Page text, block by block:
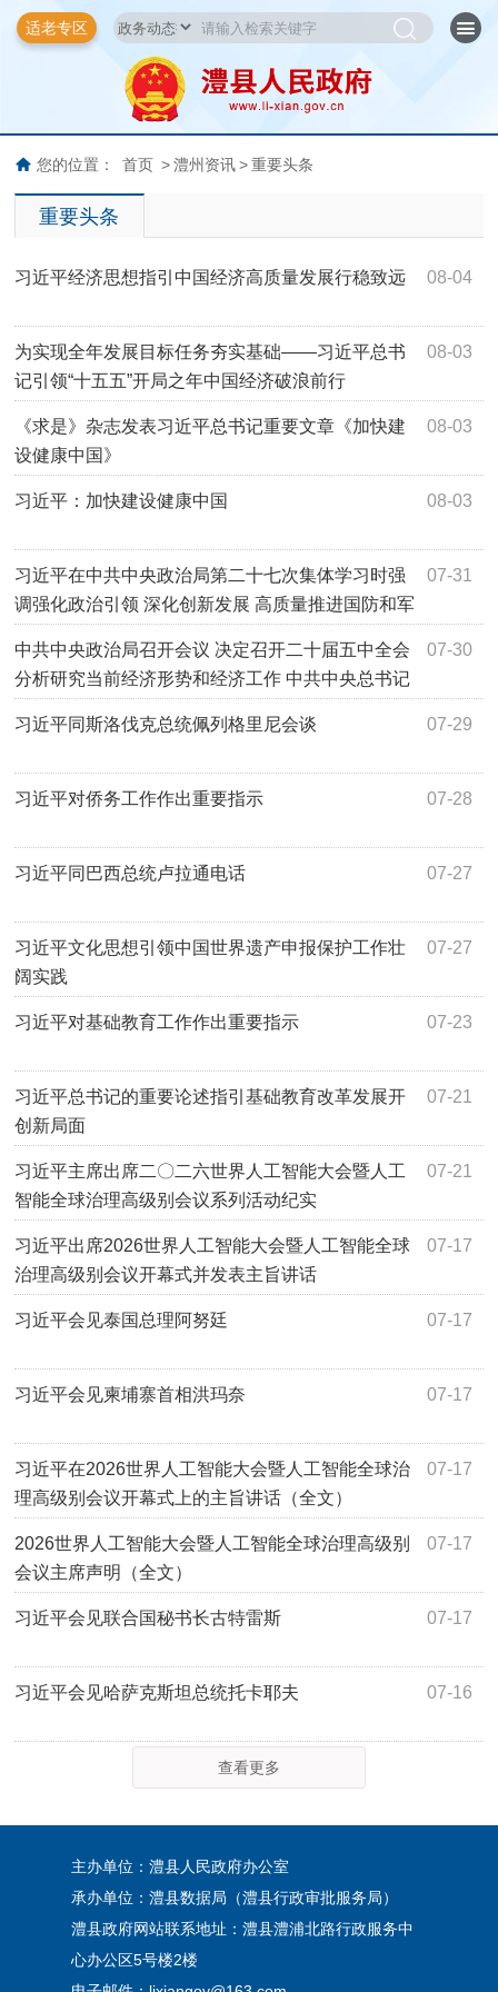
适老专区
您的位置： 首页 > 澧州资讯 > 重要头条
重要头条
08-04
习近平经济思想指引中国经济高质量发展行稳致远
08-03
为实现全年发展目标任务夯实基础——习近平总书
记引领“十五五”开局之年中国经济破浪前行
08-03
《求是》杂志发表习近平总书记重要文章《加快建
设健康中国》
08-03
习近平：加快建设健康中国
07-31
习近平在中共中央政治局第二十七次集体学习时强
调强化政治引领 深化创新发展 高质量推进国防和军
07-30
中共中央政治局召开会议 决定召开二十届五中全会
分析研究当前经济形势和经济工作 中共中央总书记
07-29
习近平同斯洛伐克总统佩列格里尼会谈
07-28
习近平对侨务工作作出重要指示
07-27
习近平同巴西总统卢拉通电话
07-27
习近平文化思想引领中国世界遗产申报保护工作壮
阔实践
07-23
习近平对基础教育工作作出重要指示
07-21
习近平总书记的重要论述指引基础教育改革发展开
创新局面
07-21
习近平主席出席二〇二六世界人工智能大会暨人工
智能全球治理高级别会议系列活动纪实
07-17
习近平出席2026世界人工智能大会暨人工智能全球
治理高级别会议开幕式并发表主旨讲话
07-17
习近平会见泰国总理阿努廷
07-17
习近平会见柬埔寨首相洪玛奈
07-17
习近平在2026世界人工智能大会暨人工智能全球治
理高级别会议开幕式上的主旨讲话（全文）
07-17
2026世界人工智能大会暨人工智能全球治理高级别
会议主席声明（全文）
07-17
习近平会见联合国秘书长古特雷斯
07-16
习近平会见哈萨克斯坦总统托卡耶夫
查看更多
主办单位：澧县人民政府办公室
承办单位：澧县数据局（澧县行政审批服务局）
澧县政府网站联系地址：澧县澧浦北路行政服务中
心办公区5号楼2楼